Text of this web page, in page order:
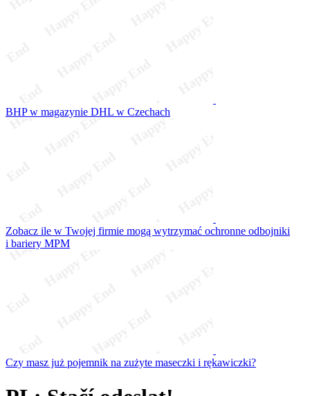
BHP w magazynie DHL w Czechach
Zobacz ile w Twojej firmie mogą wytrzymać ochronne odbojniki
i bariery MPM
Czy masz już pojemnik na zużyte maseczki i rękawiczki?